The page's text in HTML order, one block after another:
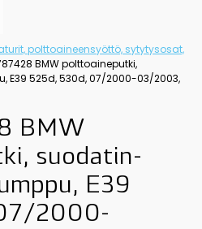
polttoaineensyöttö, sytytysosat,
BMW polttoaineputki,
525d, 530d, 07/2000-03/2003,
BMW
suodatin-
E39
2000-